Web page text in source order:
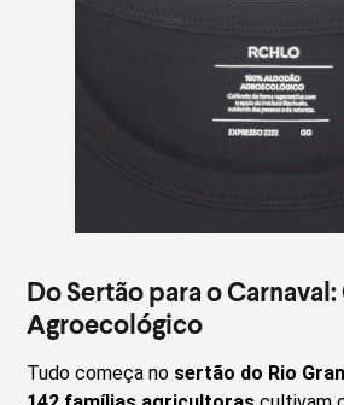
Do Sertão para o
Agroecológico
Tudo começa no sertão do Rio